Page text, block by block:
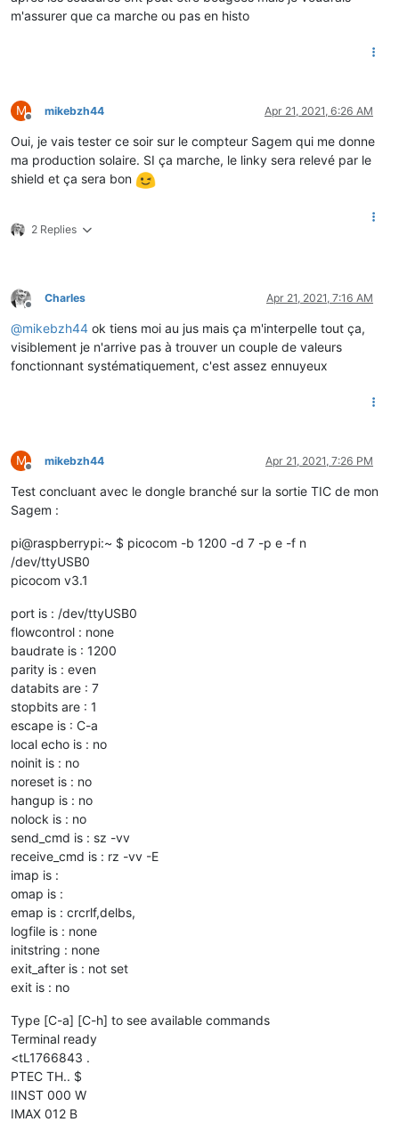
m'assurer que ca marche ou pas en histo
M
Offline
mikebzh44 Apr 21, 2021, 6:26 AM
Oui, je vais tester ce soir sur le compteur Sagem qui me donne
ma production solaire. SI ça marche, le linky sera relevé par le
shield et ça sera bon
2 Replies
Offline
Charles Apr 21, 2021, 7:16 AM
@mikebzh44 ok tiens moi au jus mais ça m'interpelle tout ça,
visiblement je n'arrive pas à trouver un couple de valeurs
fonctionnant systématiquement, c'est assez ennuyeux
M
Offline
mikebzh44 Apr 21, 2021, 7:26 PM
Test concluant avec le dongle branché sur la sortie TIC de mon
Sagem :
pi@raspberrypi:~ $ picocom -b 1200 -d 7 -p e -f n
/dev/ttyUSB0
picocom v3.1
port is : /dev/ttyUSB0
flowcontrol : none
baudrate is : 1200
parity is : even
databits are : 7
stopbits are : 1
escape is : C-a
local echo is : no
noinit is : no
noreset is : no
hangup is : no
nolock is : no
send_cmd is : sz -vv
receive_cmd is : rz -vv -E
imap is :
omap is :
emap is : crcrlf,delbs,
logfile is : none
initstring : none
exit_after is : not set
exit is : no
Type [C-a] [C-h] to see available commands
Terminal ready
<tL1766843 .
PTEC TH.. $
IINST 000 W
IMAX 012 B